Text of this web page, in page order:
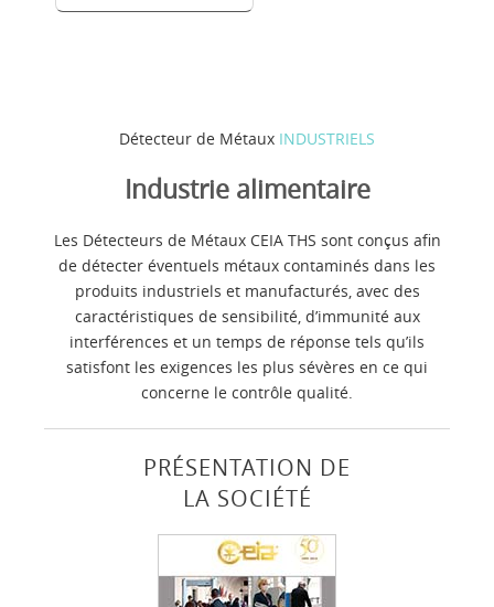
Détecteur de Métaux INDUSTRIELS
Industrie alimentaire
Les Détecteurs de Métaux CEIA THS sont conçus afin
de détecter éventuels métaux contaminés dans les
produits industriels et manufacturés, avec des
caractéristiques de sensibilité, d’immunité aux
interférences et un temps de réponse tels qu’ils
satisfont les exigences les plus sévères en ce qui
concerne le contrôle qualité.
PRÉSENTATION DE
LA SOCIÉTÉ